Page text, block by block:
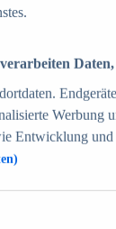
70+
Werbung
Entwicklung